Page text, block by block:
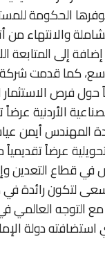
توفرها الحكومة
إلى المتابعة
كما قدمت شركة
حول فرص
الأردنية
المهندس أيمن
عرضاً
قطاع التعدين
لتكون رائدة في
مع التوجه